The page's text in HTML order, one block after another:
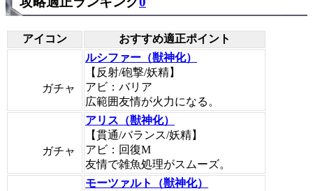
アイコン おすすめ適正ポイント
ガチャ
ルシファー（獣神化）
【反射/砲撃/妖精】
アビ：バリア
広範囲友情が火力になる。
ガチャ
アリス（獣神化）
【貫通/バランス/妖精】
アビ：回復M
友情で雑魚処理がスムーズ。
モーツァルト（獣神化）